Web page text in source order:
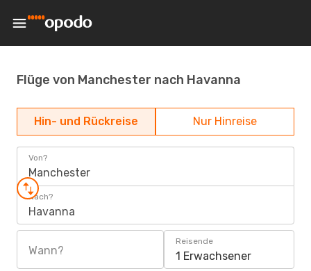
Flüge von Manchester nach Havanna
Hin- und Rückreise Nur Hinreise
Von?
Manchester
Nach?
Havanna
Wann?
Reisende
1 Erwachsener